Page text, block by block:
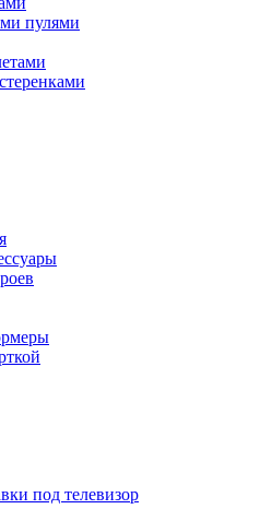
пулями
под телевизор